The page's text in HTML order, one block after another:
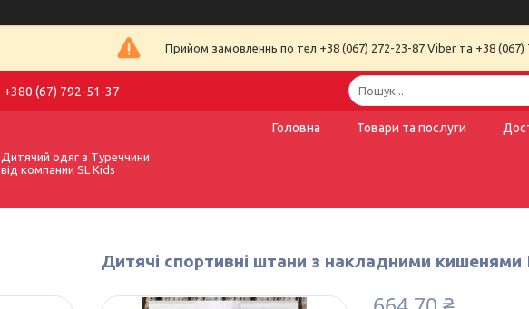
Прийом замовленнь по тел +38 (067) 272-23-87 Viber та +38 (067)
+380 (67) 792-51-37
Дитячий одяг з Туреччини
від компании SL Kids
Головна Товари та послуги
Дитячі спортивні штани з накладними кишенями